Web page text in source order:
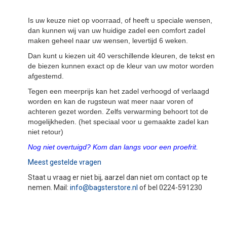
Is uw keuze niet op voorraad, of heeft u speciale wensen,
dan kunnen wij van uw huidige zadel een comfort zadel
maken geheel naar uw wensen, levertijd 6 weken.
Dan kunt u kiezen uit 40 verschillende kleuren, de tekst en
de biezen kunnen exact op de kleur van uw motor worden
afgestemd.
Tegen een meerprijs kan het zadel verhoogd of verlaagd
worden en kan de rugsteun wat meer naar voren of
achteren gezet worden. Zelfs verwarming behoort tot de
mogelijkheden. (het speciaal voor u gemaakte zadel kan
niet retour)
Nog niet overtuigd? Kom dan langs voor een proefrit.
Meest gestelde vragen
Staat u vraag er niet bij, aarzel dan niet om contact op te
nemen. Mail: info@bagsterstore.nl of bel 0224-591230